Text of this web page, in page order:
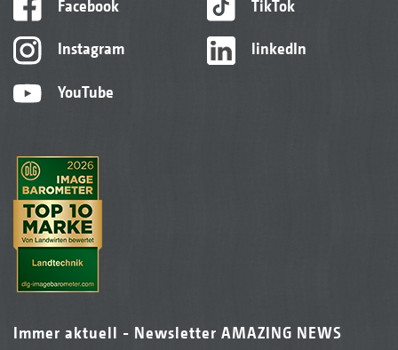
Facebook
Instagram
YouTube
TikTok
linkedIn
Immer aktuell - Newsletter AMAZING NEWS